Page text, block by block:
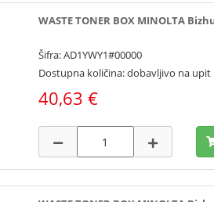
WASTE TONER BOX MINOLTA
Šifra: AD1YWY1#00000
Dostupna količina: dobavljivo na upit
40,63 €